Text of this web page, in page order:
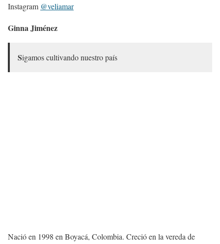
Instagram @veliamar
Ginna Jiménez
Sigamos cultivando nuestro país
Nació en 1998 en Boyacá, Colombia. Creció en la vereda de